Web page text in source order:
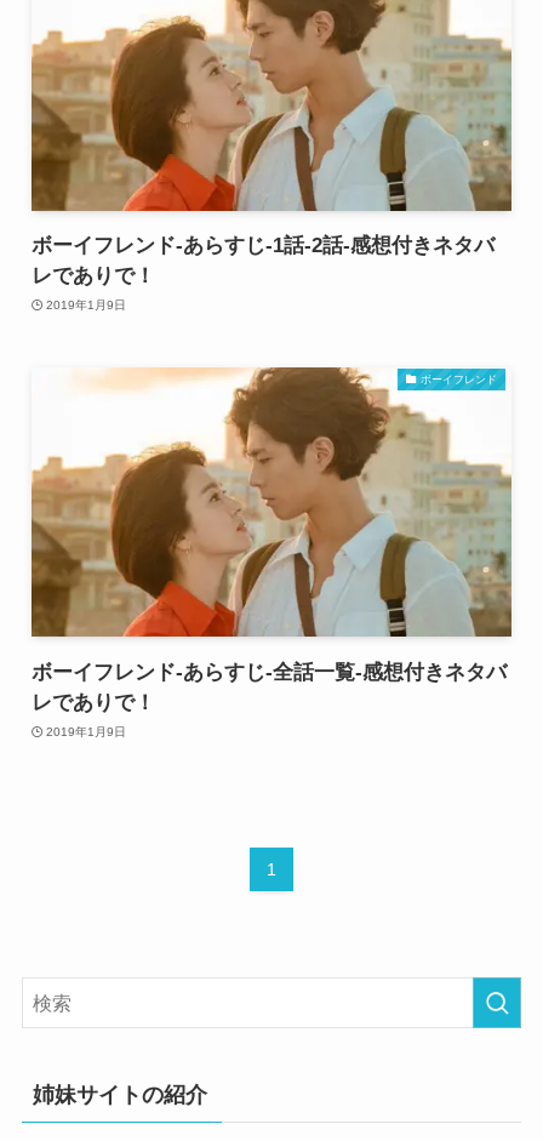
ボーイフレンド-あらすじ-1話-2話-感想付きネタバ
レでありで！
2019年1月9日
ボーイフレンド
ボーイフレンド-あらすじ-全話一覧-感想付きネタバ
レでありで！
2019年1月9日
1
姉妹サイトの紹介